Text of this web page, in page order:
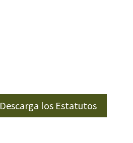
Descarga los Estatutos